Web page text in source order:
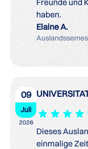
haben.
Elaine A.
09
Juli
2026
Dieses
einmalige